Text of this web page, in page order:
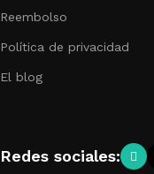
Reembolso
Política de privacidad
El blog
Redes sociales: